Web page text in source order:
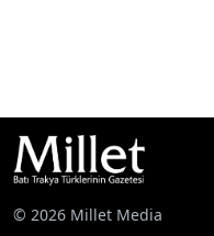
© 2026 Millet Media